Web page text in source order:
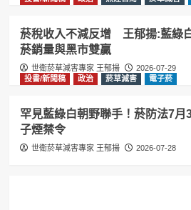
菸稅收入不減反增 王郁揚:藍綠
菸銷量與黑市雙贏
世衛菸草減害專家 王郁揚
2026-07-29
投書/新聞稿
政治 菸草減害 電子菸
罕見藍綠白朝野聯手！菸防法7月
子煙禁令
世衛菸草減害專家 王郁揚 2026-07-28